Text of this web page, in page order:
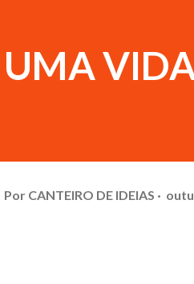
UMA
Por CANTEIRO DE IDEIAS